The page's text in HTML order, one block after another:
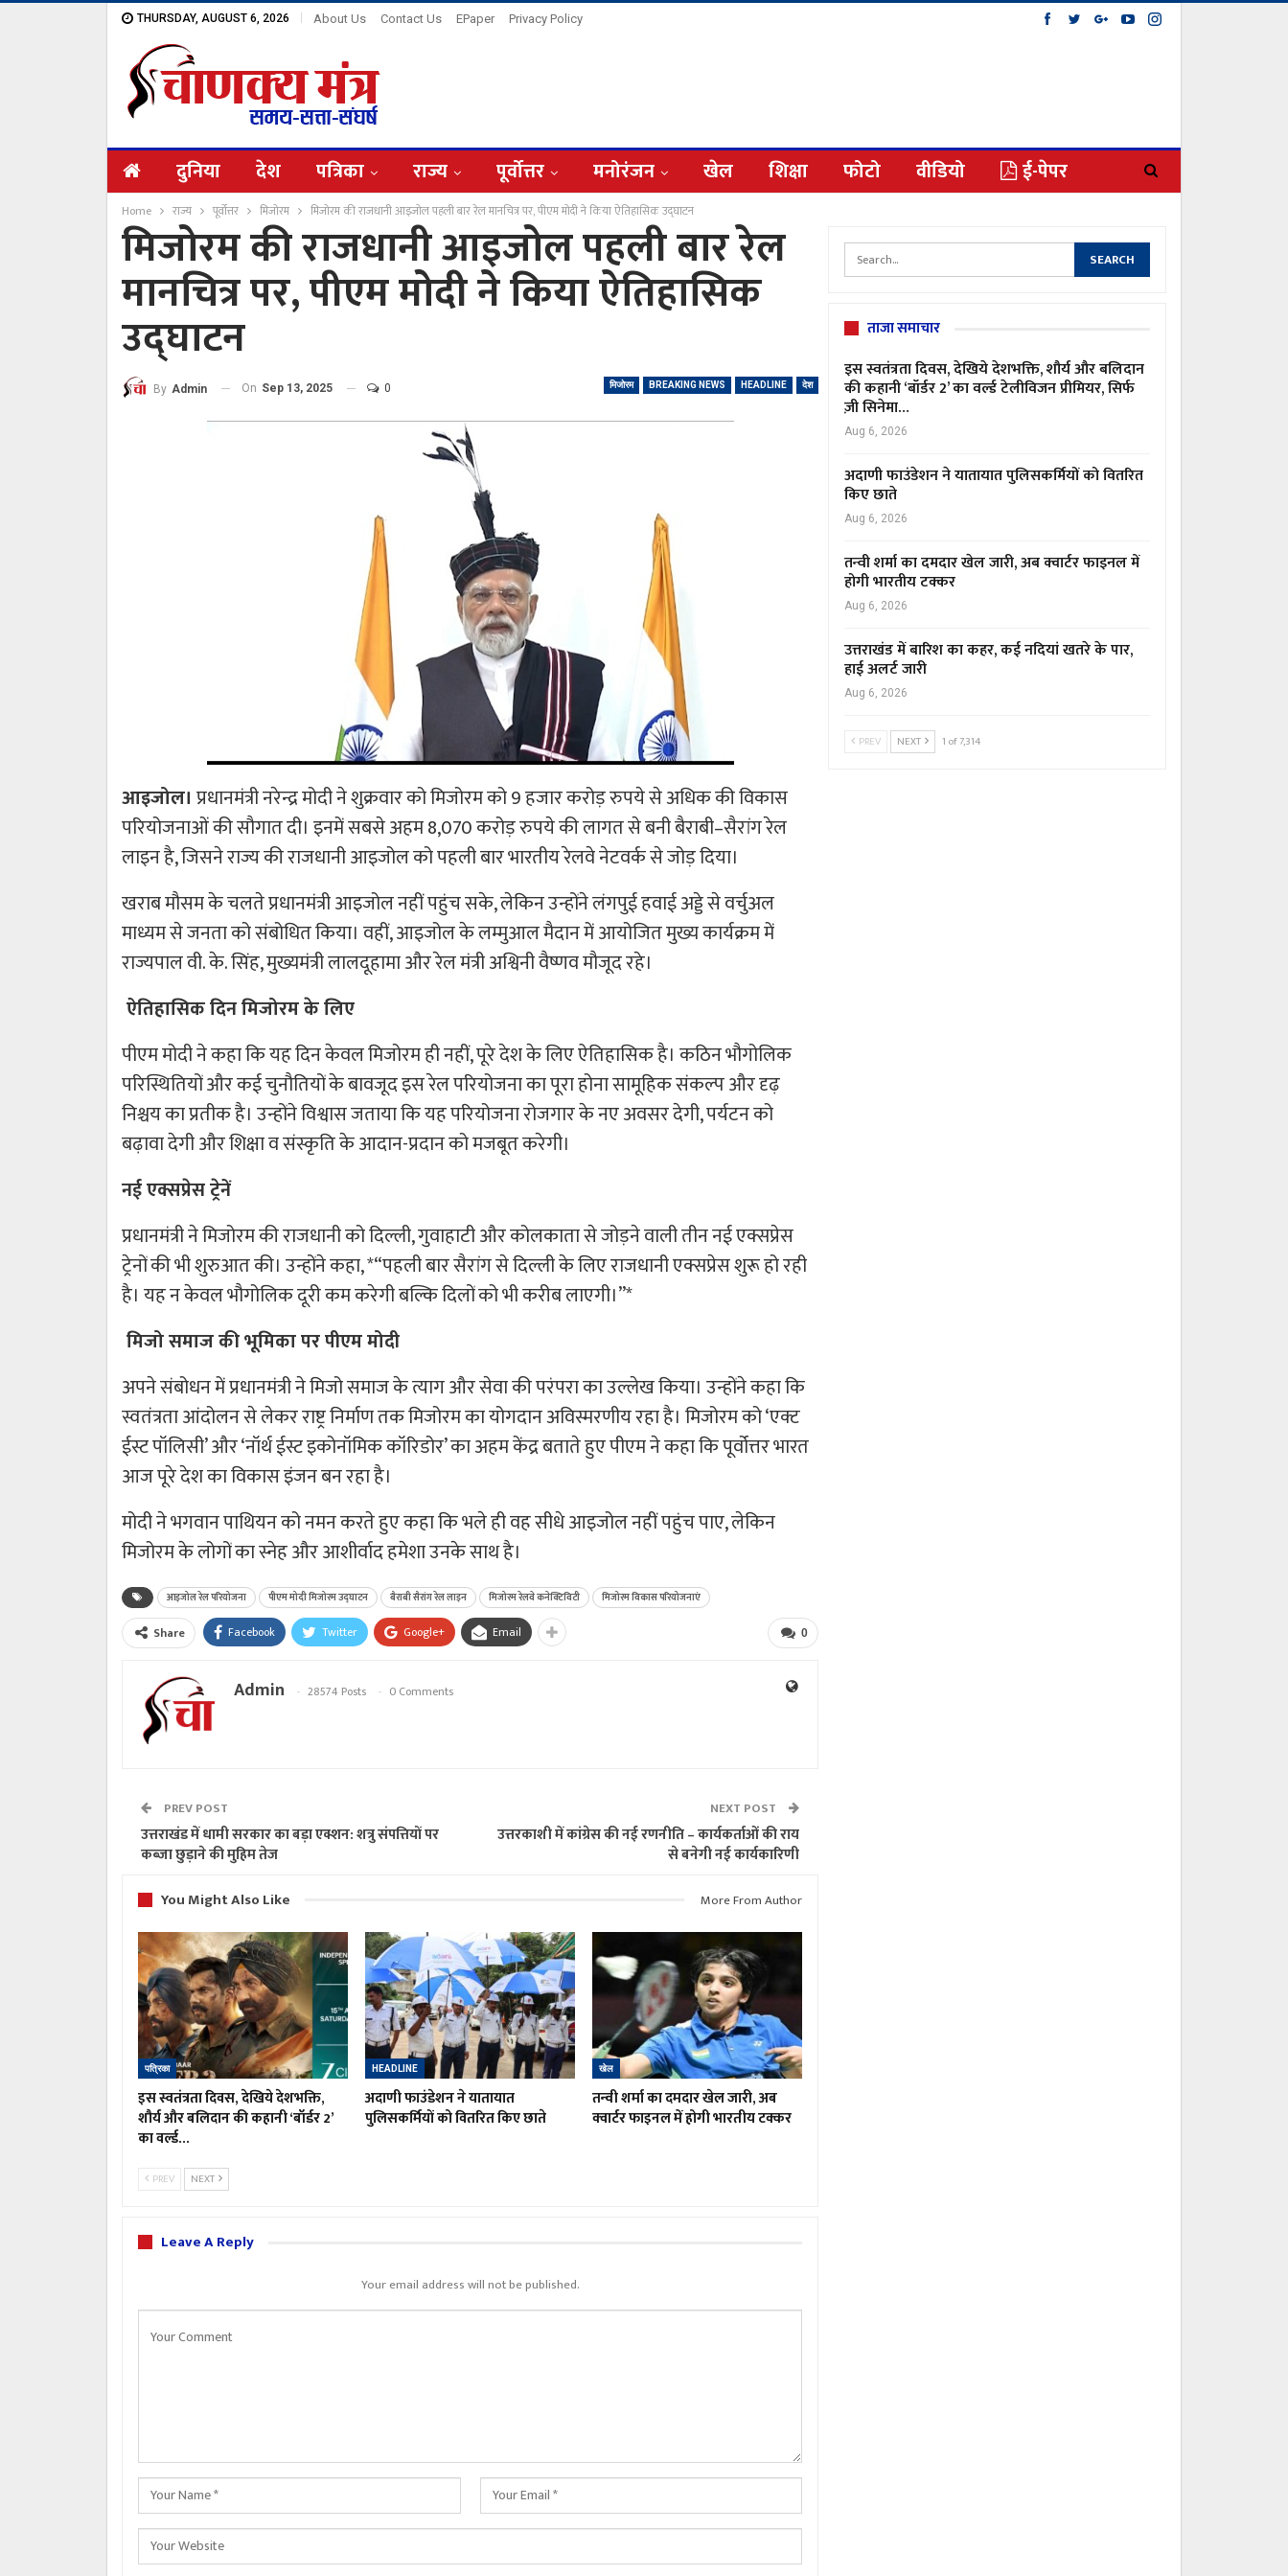
THURSDAY, AUGUST 6, 2026 About Us Contact Us EPaper Privacy Policy
दुनिया देश पत्रिका राज्य पूर्वोत्तर मनोरंजन खेल शिक्षा फोटो वीडियो ई-पेपर
Home राज्य पूर्वोत्तर मिजोरम मिजोरम की राजधानी आइजोल पहली बार रेल मानचित्र पर, पीएम मोदी ने किया ऐतिहासिक उद्घाटन
मिजोरम की राजधानी आइजोल पहली बार रेल
मानचित्र पर, पीएम मोदी ने किया ऐतिहासिक
उद्घाटन
मिजोरम BREAKING NEWS HEADLINE देश
By Admin On Sep 13, 2025 0
आइजोल। प्रधानमंत्री नरेन्द्र मोदी ने शुक्रवार को मिजोरम को 9 हजार करोड़ रुपये से अधिक की विकास
परियोजनाओं की सौगात दी। इनमें सबसे अहम 8,070 करोड़ रुपये की लागत से बनी बैराबी–सैरांग रेल
लाइन है, जिसने राज्य की राजधानी आइजोल को पहली बार भारतीय रेलवे नेटवर्क से जोड़ दिया।
खराब मौसम के चलते प्रधानमंत्री आइजोल नहीं पहुंच सके, लेकिन उन्होंने लंगपुई हवाई अड्डे से वर्चुअल
माध्यम से जनता को संबोधित किया। वहीं, आइजोल के लम्मुआल मैदान में आयोजित मुख्य कार्यक्रम में
राज्यपाल वी. के. सिंह, मुख्यमंत्री लालदूहामा और रेल मंत्री अश्विनी वैष्णव मौजूद रहे।
ऐतिहासिक दिन मिजोरम के लिए
पीएम मोदी ने कहा कि यह दिन केवल मिजोरम ही नहीं, पूरे देश के लिए ऐतिहासिक है। कठिन भौगोलिक
परिस्थितियों और कई चुनौतियों के बावजूद इस रेल परियोजना का पूरा होना सामूहिक संकल्प और दृढ़
निश्चय का प्रतीक है। उन्होंने विश्वास जताया कि यह परियोजना रोजगार के नए अवसर देगी, पर्यटन को
बढ़ावा देगी और शिक्षा व संस्कृति के आदान-प्रदान को मजबूत करेगी।
नई एक्सप्रेस ट्रेनें
प्रधानमंत्री ने मिजोरम की राजधानी को दिल्ली, गुवाहाटी और कोलकाता से जोड़ने वाली तीन नई एक्सप्रेस
ट्रेनों की भी शुरुआत की। उन्होंने कहा, *“पहली बार सैरांग से दिल्ली के लिए राजधानी एक्सप्रेस शुरू हो रही
है। यह न केवल भौगोलिक दूरी कम करेगी बल्कि दिलों को भी करीब लाएगी।”*
मिजो समाज की भूमिका पर पीएम मोदी
अपने संबोधन में प्रधानमंत्री ने मिजो समाज के त्याग और सेवा की परंपरा का उल्लेख किया। उन्होंने कहा कि
स्वतंत्रता आंदोलन से लेकर राष्ट्र निर्माण तक मिजोरम का योगदान अविस्मरणीय रहा है। मिजोरम को ‘एक्ट
ईस्ट पॉलिसी’ और ‘नॉर्थ ईस्ट इकोनॉमिक कॉरिडोर’ का अहम केंद्र बताते हुए पीएम ने कहा कि पूर्वोत्तर भारत
आज पूरे देश का विकास इंजन बन रहा है।
मोदी ने भगवान पाथियन को नमन करते हुए कहा कि भले ही वह सीधे आइजोल नहीं पहुंच पाए, लेकिन
मिजोरम के लोगों का स्नेह और आशीर्वाद हमेशा उनके साथ है।
आइजोल रेल परियोजना पीएम मोदी मिजोरम उद्घाटन बैराबी सैरांग रेल लाइन मिजोरम रेलवे कनेक्टिविटी मिजोरम विकास परियोजनाएं
0
Share Facebook Twitter Google+ Email
Admin 28574 Posts 0 Comments
PREV POST
उत्तराखंड में धामी सरकार का बड़ा एक्शन: शत्रु संपत्तियों पर
कब्जा छुड़ाने की मुहिम तेज
NEXT POST
उत्तरकाशी में कांग्रेस की नई रणनीति – कार्यकर्ताओं की राय
से बनेगी नई कार्यकारिणी
You Might Also Like
More From Author
पत्रिका
इस स्वतंत्रता दिवस, देखिये देशभक्ति,
शौर्य और बलिदान की कहानी ‘बॉर्डर 2’
का वर्ल्ड…
HEADLINE
अदाणी फाउंडेशन ने यातायात
पुलिसकर्मियों को वितरित किए छाते
खेल
तन्वी शर्मा का दमदार खेल जारी, अब
क्वार्टर फाइनल में होगी भारतीय टक्कर
PREV NEXT
Leave A Reply
Your email address will not be published.
ताजा समाचार
इस स्वतंत्रता दिवस, देखिये देशभक्ति, शौर्य और बलिदान
की कहानी ‘बॉर्डर 2’ का वर्ल्ड टेलीविजन प्रीमियर, सिर्फ
ज़ी सिनेमा…
Aug 6, 2026
अदाणी फाउंडेशन ने यातायात पुलिसकर्मियों को वितरित
किए छाते
Aug 6, 2026
तन्वी शर्मा का दमदार खेल जारी, अब क्वार्टर फाइनल में
होगी भारतीय टक्कर
Aug 6, 2026
उत्तराखंड में बारिश का कहर, कई नदियां खतरे के पार,
हाई अलर्ट जारी
Aug 6, 2026
PREV NEXT 1 of 7,314